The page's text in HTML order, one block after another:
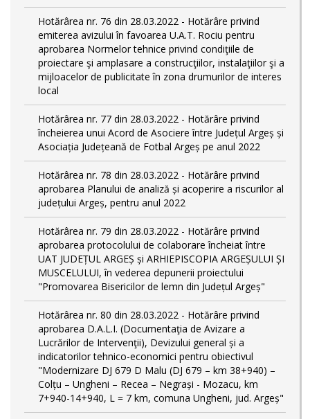
Hotărârea nr. 76 din 28.03.2022 - Hotărâre privind
emiterea avizului în favoarea U.A.T. Rociu pentru
aprobarea Normelor tehnice privind condiţiile de
proiectare şi amplasare a construcţiilor, instalaţiilor şi a
mijloacelor de publicitate în zona drumurilor de interes
local
Hotărârea nr. 77 din 28.03.2022 - Hotărâre privind
încheierea unui Acord de Asociere între Județul Argeș și
Asociația Județeană de Fotbal Argeș pe anul 2022
Hotărârea nr. 78 din 28.03.2022 - Hotărâre privind
aprobarea Planului de analiză și acoperire a riscurilor al
județului Argeș, pentru anul 2022
Hotărârea nr. 79 din 28.03.2022 - Hotărâre privind
aprobarea protocolului de colaborare încheiat între
UAT JUDEȚUL ARGEȘ și ARHIEPISCOPIA ARGEȘULUI ȘI
MUSCELULUI, în vederea depunerii proiectului
"Promovarea Bisericilor de lemn din Județul Argeș"
Hotărârea nr. 80 din 28.03.2022 - Hotărâre privind
aprobarea D.A.L.I. (Documentaţia de Avizare a
Lucrărilor de Intervenţii), Devizului general și a
indicatorilor tehnico-economici pentru obiectivul
"Modernizare DJ 679 D Malu (DJ 679 – km 38+940) –
Colțu – Ungheni – Recea – Negrași - Mozacu, km
7+940-14+940, L = 7 km, comuna Ungheni, jud. Argeș"